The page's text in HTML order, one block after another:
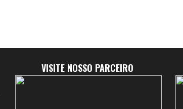
VISITE NOSSO PARCEIRO